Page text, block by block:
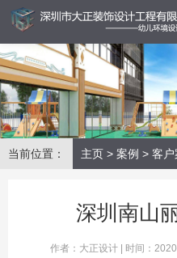
当前位置： 主页 > 案例 > 客户
深圳南山
作者：大正设计 | 时间：